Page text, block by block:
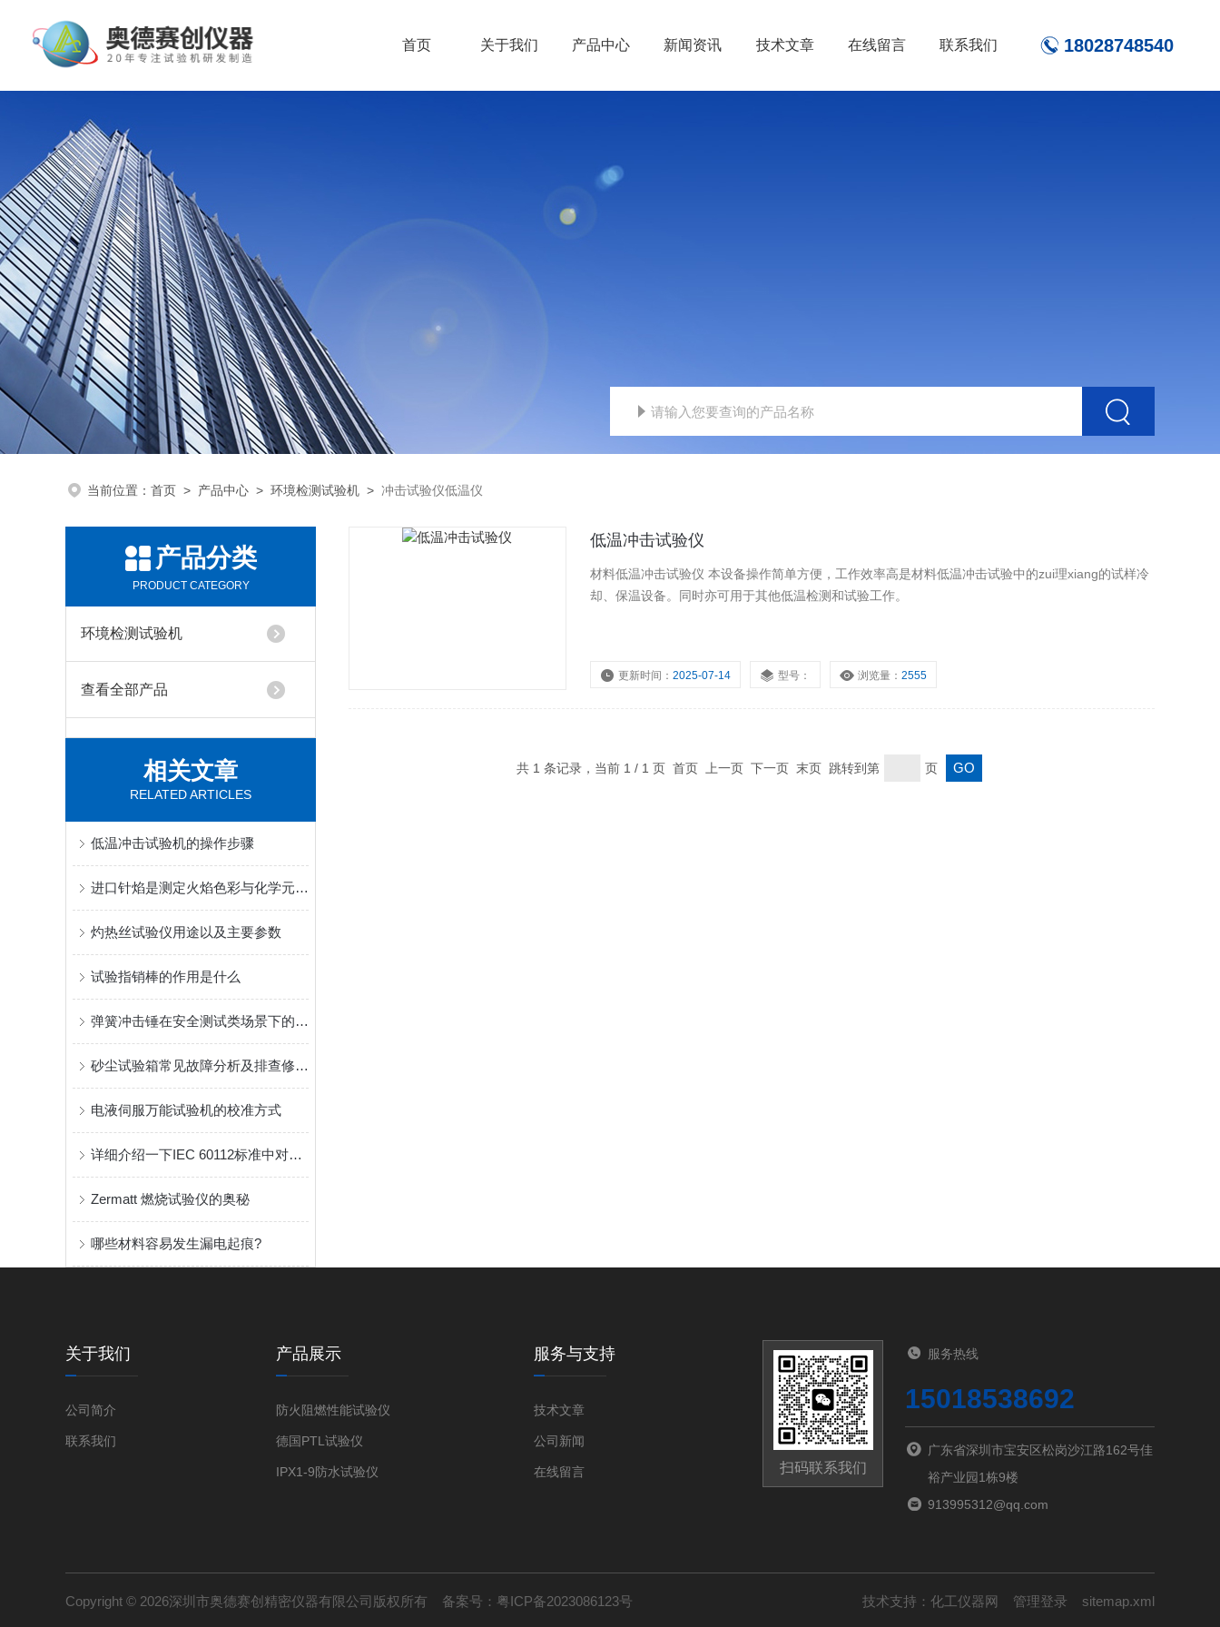
首页 关于我们 产品中心 新闻资讯 技术文章 在线留言 联系我们 18028748540
当前位置： 首页 > 产品中心 > 环境检测试验机 > 冲击试验仪低温仪
产品分类
PRODUCT CATEGORY
环境检测试验机
查看全部产品
相关文章
RELATED ARTICLES
低温冲击试验机的操作步骤
进口针焰是测定火焰色彩与化学元素的工具
灼热丝试验仪用途以及主要参数
试验指销棒的作用是什么
弹簧冲击锤在安全测试类场景下的应用案例
砂尘试验箱常见故障分析及排查修复方案
电液伺服万能试验机的校准方式
详细介绍一下IEC 60112标准中对漏电起痕测试环境的要求
Zermatt 燃烧试验仪的奥秘
哪些材料容易发生漏电起痕?
低温冲击试验仪
材料低温冲击试验仪 本设备操作简单方便，工作效率高是材料低温冲击试验中的zui理xiang的试样冷
却、保温设备。同时亦可用于其他低温检测和试验工作。
更新时间：2025-07-14 型号： 浏览量：2555
共 1 条记录，当前 1 / 1 页 首页 上一页 下一页 末页 跳转到第 页
关于我们
公司简介
联系我们
产品展示
防火阻燃性能试验仪
德国PTL试验仪
IPX1-9防水试验仪
服务与支持
技术文章
公司新闻
在线留言 扫码联系我们
服务热线
15018538692
广东省深圳市宝安区松岗沙江路162号佳
裕产业园1栋9楼
913995312@qq.com
Copyright © 2026深圳市奥德赛创精密仪器有限公司版权所有 备案号： 粤ICP备2023086123号 技术支持： 化工仪器网 管理登录 sitemap.xml